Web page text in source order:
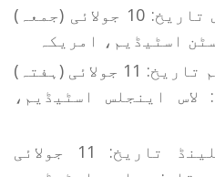
فرانس بمقابلہ مراکش تاریخ: 10 جولائی (جمعہ)
اسپین بمقابلہ بیلجیم تاریخ: 11 جولائی (ہفتہ)
مقام: لاس اینجلس اسٹیڈیم،
ناروے بمقابلہ انگلینڈ تاریخ: 11 جولائی